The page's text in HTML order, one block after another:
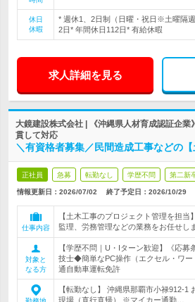
休日
休暇
* 週休1、2日制（日曜・祝日※土曜隔
2日* 年間休日112日* 有給休暇
求人詳細を見る
大鏡建設株式会社 | 《沖縄県人材育成認証企業
貫して対応
＼有資格者募集／民間造成工事などの【
正社員 急募 転勤なし 学歴不問 第二新
情報更新日：2026/07/02 終了予定日： 2026/10/29
仕事内容
【土木工事のプロジェクト管理を担
監理、労務管理などの業務をお任せ
対象と
なる方
【学歴不問｜U・Iターン歓迎】《応
技士◆簡単なPC操作（エクセル・ワ
通自動車運転免許
【転勤なし】 沖縄県那覇市小禄912-1
現場（直行直帰） ※マイカー通勤…